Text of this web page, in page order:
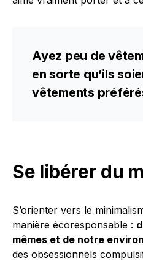
Ayez peu de
en sorte qu’ils
vêtements
Se libérer du
S’orienter vers le
manière écoresponsable :
mêmes et de notre
des obsessionnels